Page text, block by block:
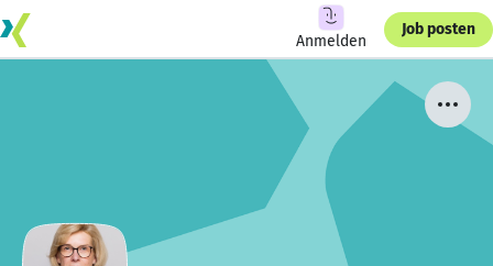
Anmelden
Job posten